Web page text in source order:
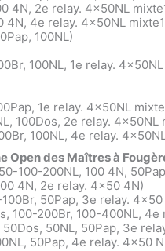
4N, 2e relay. 4x50NL
4N, 4e relay. 4x50NL
100NL)
100NL, 1e relay.
1e relay. 4x50NL
100Dos, 2e relay. 4x50NL
100NL, 4e relay.
Open des Maîtres à
100-200NL, 100 4N,
4N, 2e relay. 4×50 4N)
50Pap, 3e relay. 4×50
100-200Br, 100-400NL,
50NL, 50Pap, 3e
50Pap, 4e relay. 4×50